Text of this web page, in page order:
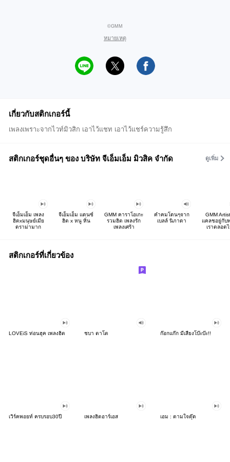
©GMM
หมายเหตุ
เกี่ยวกับสติกเกอร์นี้
เพลงเพราะจากไวท์มิวสิก เอาไว้แชท เอาไว้แชร์ความรู้สึก
สติกเกอร์ชุดอื่นๆ ของ บริษัท จีเอ็มเอ็ม มิวสิค จำกัด ดูเพิ่ม
จีเอ็มเอ็ม เพลง
ฮิตxมนุษย์เมีย
ดราม่ามาก
จีเอ็มเอ็ม แดนซ์
ฮิต x หนู หิ่น
GMM คาราโอเกะ
รวมฮิต เพลงรัก
เพลงเศร้า
คำคมโดนๆจาก
เบลล์ นิภาดา
GMM
แคลชอยู่กับ
เราตลอด
สติกเกอร์ที่เกี่ยวข้อง
LOVEiS ท่อนฮุค เพลงฮิต ชบา ตาโต ก๊อกแก๊ก มีเสียงโบ๊ะบ๊ะ!!
เวิร์คพอยท์ ครบรอบ30ปี เพลงฮิตอาร์เอส เอม : ตามใจตุ๊ด